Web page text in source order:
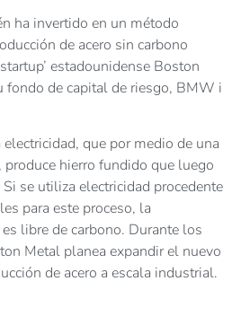
ha invertido en un método
de acero sin carbono
estadounidense Boston
fondo de capital de riesgo, BMW i
que por medio de una
hierro fundido que luego
Si se utiliza electricidad procedente
para este proceso, la
libre de carbono. Durante los
Metal planea expandir el nuevo
de acero a escala industrial.